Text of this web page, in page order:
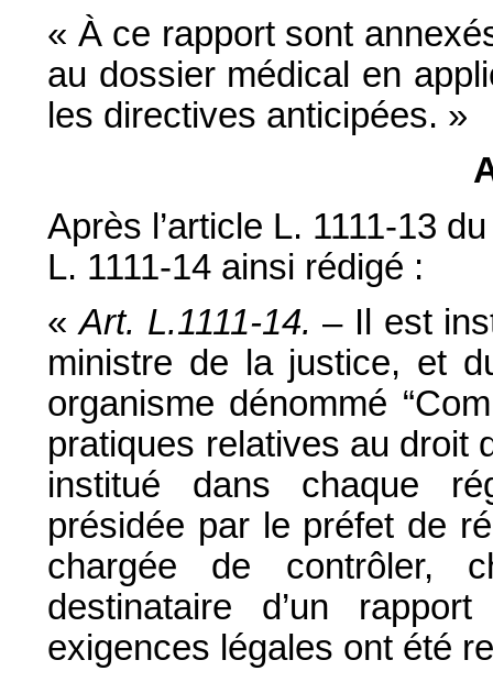
« À ce rapport sont
au dossier médical en
les directives anticipées. »
Après l’article L. 1111-13
L. 1111-14 ainsi rédigé :
«Art. L.1111-14.– Il est
ministre de la justice, et
organisme dénommé
pratiques relatives au droit
institué dans chaque
présidée par le préfet de
chargée de contrôler,
destinataire d’un
exigences légales ont été